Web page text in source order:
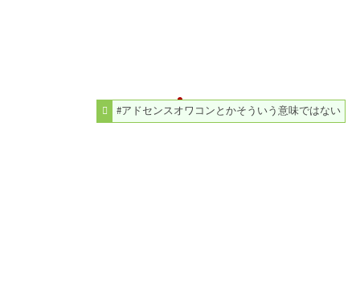
#アドセンスオワコンとかそういう意味ではない